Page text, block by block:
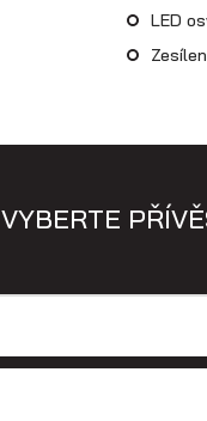
LED
VYBERTE